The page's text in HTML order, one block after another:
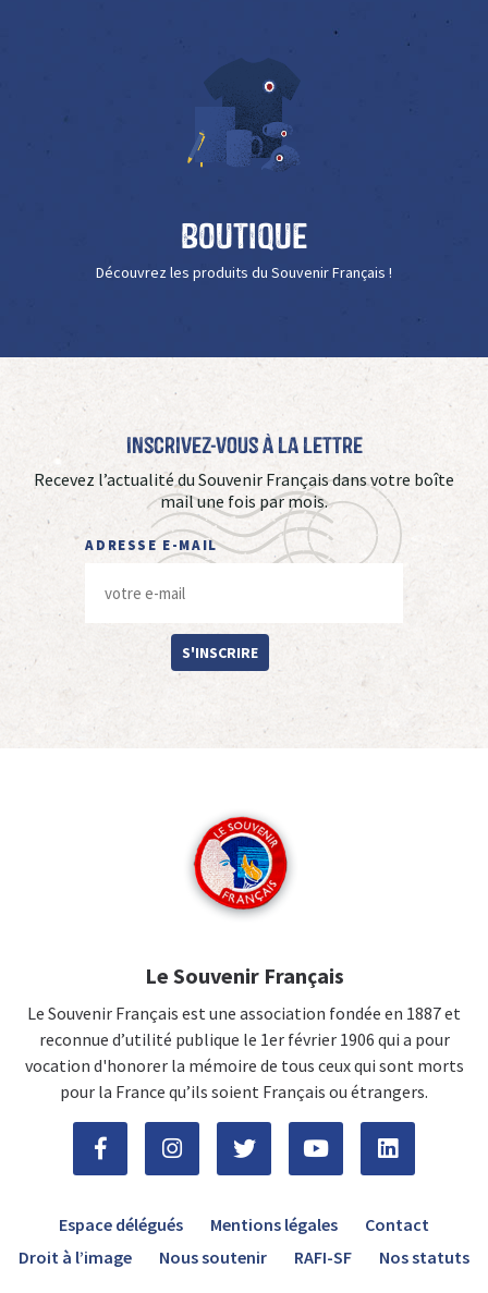
Boutique
Découvrez les produits du Souvenir Français !
Inscrivez-vous à La Lettre
Recevez l’actualité du Souvenir Français dans votre boîte
mail une fois par mois.
ADRESSE E-MAIL
S'INSCRIRE
Le Souvenir Français
Le Souvenir Français est une association fondée en 1887 et
reconnue d’utilité publique le 1er février 1906 qui a pour
vocation d'honorer la mémoire de tous ceux qui sont morts
pour la France qu’ils soient Français ou étrangers.
Espace délégués Mentions légales
Contact
Droit à l’image
Nous soutenir RAFI-SF Nos statuts